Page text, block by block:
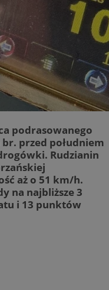
podrasowanego
przed południem
Rudzianin
aż o 51 km/h.
na najbliższe 3
i 13 punktów